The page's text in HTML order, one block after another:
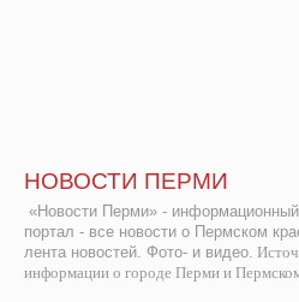
НОВОСТИ ПЕРМИ
«Новости Перми» -
портал - все новости о Пермском
лента новостей. Фото- и видео.
информации о городе Перми и Пермском